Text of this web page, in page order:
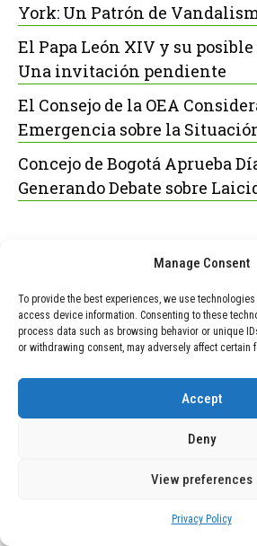
Manage Consent
To provide the best experiences, we use
access device information. Consenting to these
process data such as browsing behavior or unique
or withdrawing consent, may adversely affect certain
Accept
Deny
View preferences
Privacy Policy
York: Un Patrón de
El Papa León XIV y su
Una invitación pendiente
El Consejo de la OEA
Emergencia sobre la
Concejo de Bogotá Aprueba
Generando Debate sobre
TECNOLOGÍA December
Vídeo impactante:
grabación cómo añadir
rango en apenas 5
TECNOLOGÍA February
Motor de 800 W, rango
solo 300 euros y